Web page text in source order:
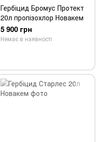
Гербіцид Бромус Протект
20л пропізохлор Новакем
5 900 грн
Немає в наявності